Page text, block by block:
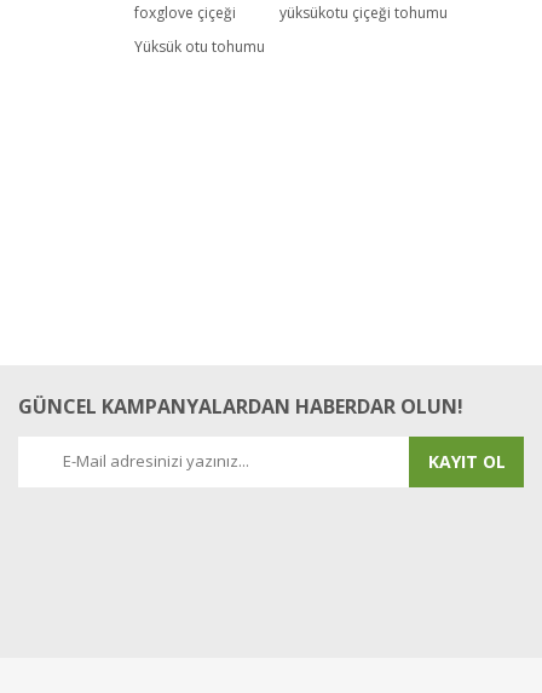
Yorum Yaz
foxglove çiçeği
yüksükotu çiçeği tohumu
Yüksük otu tohumu
GÜNCEL KAMPANYALARDAN HABERDAR OLUN!
KAYIT OL